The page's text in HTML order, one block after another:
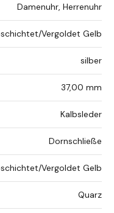
Damenuhr, Herrenuhr
Vergoldet Gelb
silber
37,00 mm
Kalbsleder
Dornschließe
Vergoldet Gelb
Quarz